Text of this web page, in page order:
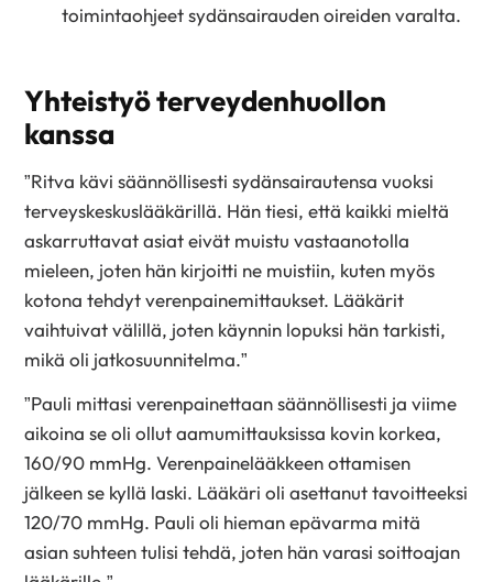
toimintaohjeet sydänsairauden oireiden varalta.
Yhteistyö terveydenhuollon
kanssa
”Ritva kävi säännöllisesti sydänsairautensa vuoksi
terveyskeskuslääkärillä. Hän tiesi, että kaikki mieltä
askarruttavat asiat eivät muistu vastaanotolla
mieleen, joten hän kirjoitti ne muistiin, kuten myös
kotona tehdyt verenpainemittaukset. Lääkärit
vaihtuivat välillä, joten käynnin lopuksi hän tarkisti,
mikä oli jatkosuunnitelma.”
”Pauli mittasi verenpainettaan säännöllisesti ja viime
aikoina se oli ollut aamumittauksissa kovin korkea,
160/90 mmHg. Verenpainelääkkeen ottamisen
jälkeen se kyllä laski. Lääkäri oli asettanut tavoitteeksi
120/70 mmHg. Pauli oli hieman epävarma mitä
asian suhteen tulisi tehdä, joten hän varasi soittoajan